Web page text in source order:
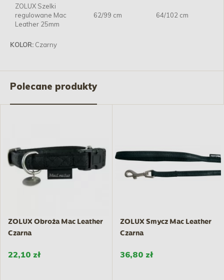
ZOLUX Szelki
regulowane Mac
Leather 25mm
62/99 cm 64/102 cm
KOLOR: Czarny
Polecane produkty
ZOLUX Obroża Mac Leather
Czarna
22,10 zł
ZOLUX Smycz Mac Leather
Czarna
36,80 zł